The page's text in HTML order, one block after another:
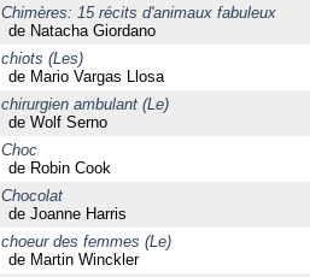
Chimères: 15 récits d'animaux fabuleux
de Natacha Giordano
chiots (Les)
de Mario Vargas Llosa
chirurgien ambulant (Le)
de Wolf Serno
Choc
de Robin Cook
Chocolat
de Joanne Harris
choeur des femmes (Le)
de Martin Winckler